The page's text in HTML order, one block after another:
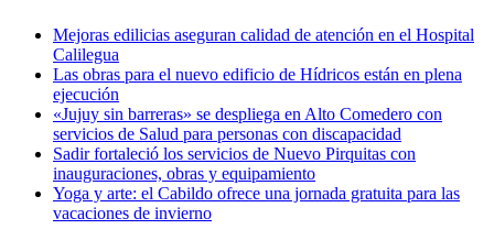
Mejoras edilicias aseguran calidad de atención en el Hospital
Calilegua
Las obras para el nuevo edificio de Hídricos están en plena
ejecución
«Jujuy sin barreras» se despliega en Alto Comedero con
servicios de Salud para personas con discapacidad
Sadir fortaleció los servicios de Nuevo Pirquitas con
inauguraciones, obras y equipamiento
Yoga y arte: el Cabildo ofrece una jornada gratuita para las
vacaciones de invierno